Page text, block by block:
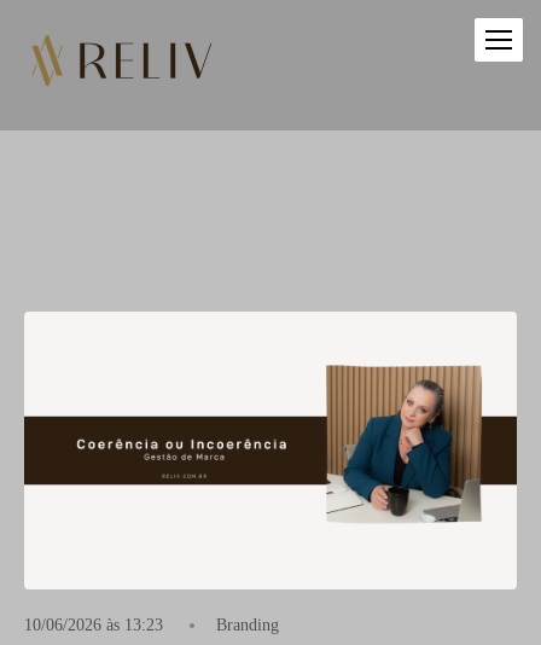
10/06/2026 às 13:23 Branding